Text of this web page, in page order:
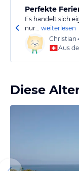
Perfekte
Es handelt sich
nur… weiterlesen
Christian
Aus
Diese